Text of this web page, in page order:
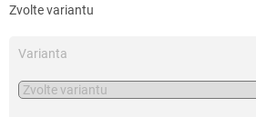
cena:
Zvolte variantu
Varianta